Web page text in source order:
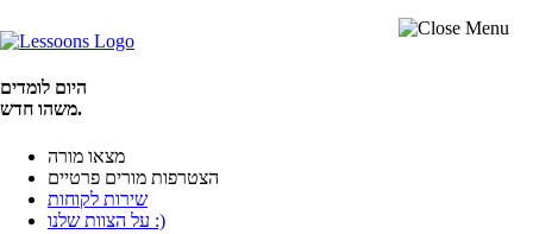
היום לומדים
משהו חדש.
מצאו מורה
הצטרפות מורים פרטיים
שירות לקוחות
על הצוות שלנו :)